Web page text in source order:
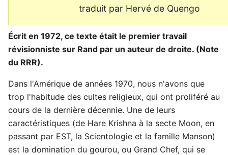
traduit par Hervé de Quengo
Écrit en 1972, ce texte était le premier travail
révisionniste sur Rand par un auteur de droite. (Note
du RRR).
Dans l'Amérique de années 1970, nous n'avons que
trop l'habitude des cultes religieux, qui ont proliféré au
cours de la dernière décennie. Une de leurs
caractéristiques (de Hare Krishna à la secte Moon, en
passant par EST, la Scientologie et la famille Manson)
est la domination du gourou, ou Grand Chef, qui se